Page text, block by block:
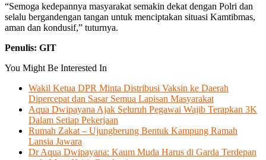
“Semoga kedepannya masyarakat semakin dekat dengan Polri dan
selalu bergandengan tangan untuk menciptakan situasi Kamtibmas,
aman dan kondusif,” tuturnya.
Penulis: GIT
You Might Be Interested In
Wakil Ketua DPR Minta Distribusi Vaksin ke Daerah
Dipercepat dan Sasar Semua Lapisan Masyarakat
Aqua Dwipayana Ajak Seluruh Pegawai Wajib Terapkan 3K
Dalam Setiap Pekerjaan
Rumah Zakat – Ujungberung Bentuk Kampung Ramah
Lansia Jawara
Dr Aqua Dwipayana: Kaum Muda Harus di Garda Terdepan